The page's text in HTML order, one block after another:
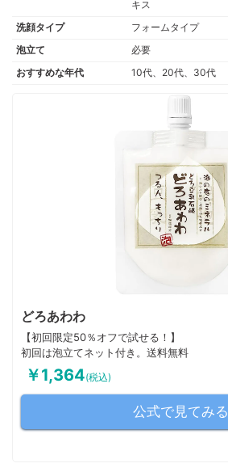
キス
洗顔タイプ
フォームタイプ
泡立て
必要
おすすめな年代
10代、20代、30代
どろあわわ
【初回限定50％オフで試せる！】
初回は泡立てネット付き。送料無料
￥1,364(税込)
公式で見てみる